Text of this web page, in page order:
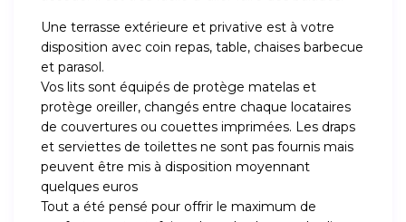
Une terrasse extérieure et privative est à votre
disposition avec coin repas, table, chaises barbecue
et parasol.
Vos lits sont équipés de protège matelas et
protège oreiller, changés entre chaque locataires
de couvertures ou couettes imprimées. Les draps
et serviettes de toilettes ne sont pas fournis mais
peuvent être mis à disposition moyennant
quelques euros
Tout a été pensé pour offrir le maximum de